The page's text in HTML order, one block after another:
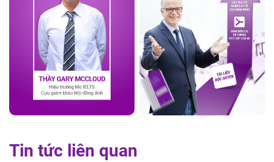
Tin tức liên quan